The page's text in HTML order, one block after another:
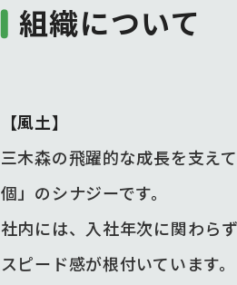
組織について
【風土】
三木森の飛躍的な成長を支え
個」のシナジーです。
社内には、入社年次に関わら
スピード感が根付いています